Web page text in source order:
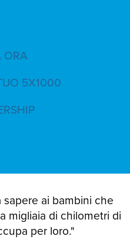
ORA
5X1000
ai bambini che
migliaia di chilometri di
per loro."